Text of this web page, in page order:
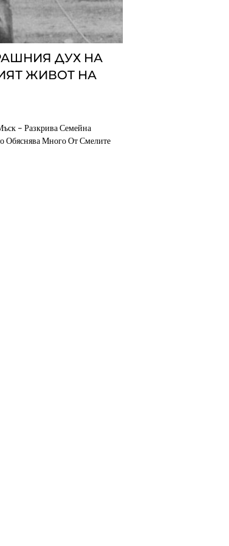
ДУХ НА
ЖИВОТ НА
– Разкрива Семейна
Обяснява Много От Смелите